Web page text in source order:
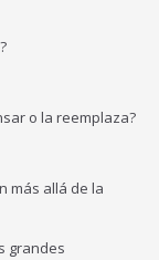
o la reemplaza?
más allá de la
grandes